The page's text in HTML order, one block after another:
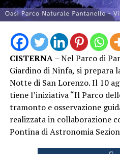
Piazza Lanzuisi si è così
luogo di incontro e
capace di richiamare una
pubblico nel centro storico di
Mare di Cinema” proseguirà
appuntamenti in
cinema, cultura e territorio
Felice Circeo.
CISTERNA –Nel Parco di
Giardino di Ninfa, si prepara
Notte di San Lorenzo. Il 10
tiene l’iniziativa “Il Parco
tramonto e osservazione
realizzata in collaborazione
Pontina di Astronomia